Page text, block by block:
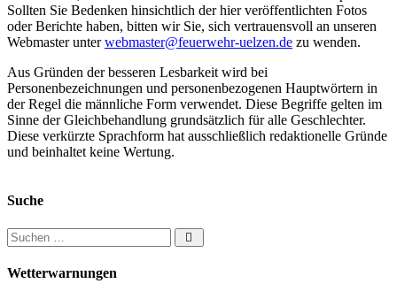
Sollten Sie Bedenken hinsichtlich der hier veröffentlichten Fotos
oder Berichte haben, bitten wir Sie, sich vertrauensvoll an unseren
Webmaster unterwebmaster@feuerwehr-uelzen.de zu wenden.
Aus Gründen der besseren Lesbarkeit wird bei
Personenbezeichnungen und personenbezogenen Hauptwörtern in
der Regel die männliche Form verwendet. Diese Begriffe gelten im
Sinne der Gleichbehandlung grundsätzlich für alle Geschlechter.
Diese verkürzte Sprachform hat ausschließlich redaktionelle Gründe
und beinhaltet keine Wertung.
Suche
Suchen nach:
Wetterwarnungen